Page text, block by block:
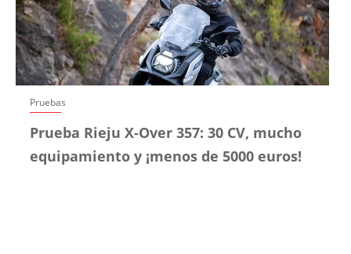
Pruebas
Prueba Rieju X-Over 357: 30 CV, mucho
equipamiento y ¡menos de 5000 euros!